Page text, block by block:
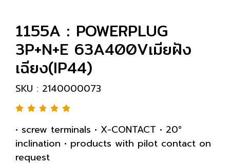
1155A : POWERPLUG
3P+N+E 63A400Vเมียฝัง
เฉียง(IP44)
SKU : 2140000073
• screw terminals • X-CONTACT • 20°
inclination • products with pilot contact on
request